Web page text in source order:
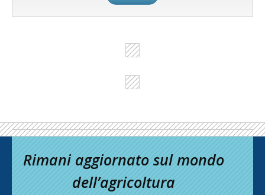
Rimani aggiornato sul mondo
dell’agricoltura